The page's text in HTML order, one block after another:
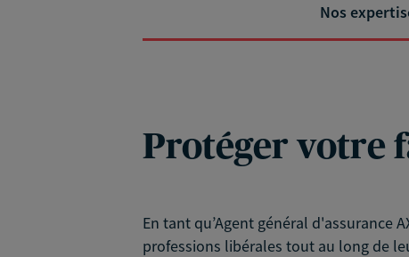
Nos
Protéger votre
En tant qu’Agent général d'assurance
professions libérales tout au long de